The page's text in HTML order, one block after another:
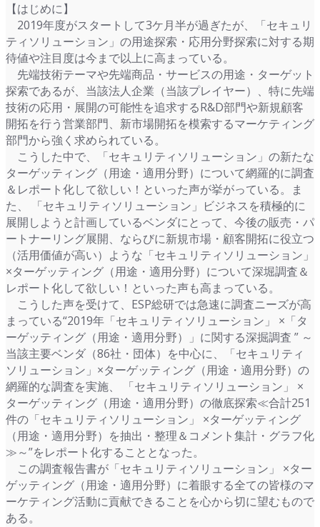
【はじめに】
2019年度がスタートして3ケ月半が過ぎたが、「セキュリ
ティソリューション」の用途探索・応用分野探索に対する期
待値や注目度は今まで以上に高まっている。
先端技術テーマや先端商品・サービスの用途・ターゲット
探索であるが、当該法人企業（当該プレイヤー）、特に先端
技術の応用・展開の可能性を追求するR&D部門や新規顧客
開拓を行う営業部門、新市場開拓を模索するマーケティング
部門から強く求められている。
こうした中で、「セキュリティソリューション」の新たな
ターゲッティング（用途・適用分野）について網羅的に調査
＆レポート化して欲しい！といった声が挙がっている。ま
た、 「セキュリティソリューション」ビジネスを積極的に
展開しようと計画しているベンダにとって、今後の販売・パ
ートナーリング展開、ならびに新規市場・顧客開拓に役立つ
（活用価値が高い）ような「セキュリティソリューション」
×ターゲッティング（用途・適用分野）について深堀調査＆
レポート化して欲しい！といった声も高まっている。
こうした声を受けて、ESP総研では急速に調査ニーズが高
まっている“2019年「セキュリティソリューション」 ×「タ
ーゲッティング（用途・適用分野）」に関する深掘調査 ” ～
当該主要ベンダ（86社・団体）を中心に、「セキュリティ
ソリューション」×ターゲッティング（用途・適用分野）の
網羅的な調査を実施、 「セキュリティソリューション」 ×
ターゲッティング（用途・適用分野）の徹底探索≪合計251
件の「セキュリティソリューション」 ×ターゲッティング
（用途・適用分野）を抽出・整理＆コメント集計・グラフ化
≫～”をレポート化することとなった。
この調査報告書が「セキュリティソリューション」 ×ター
ゲッティング（用途・適用分野）に着眼する全ての皆様のマ
ーケティング活動に貢献できることを心から切に望むもので
ある。